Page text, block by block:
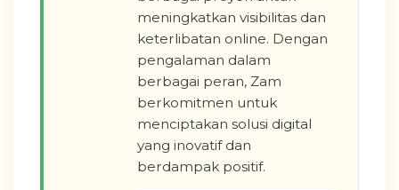
meningkatkan visibilitas dan
keterlibatan online. Dengan
pengalaman dalam
berbagai peran, Zam
berkomitmen untuk
menciptakan solusi digital
yang inovatif dan
berdampak positif.